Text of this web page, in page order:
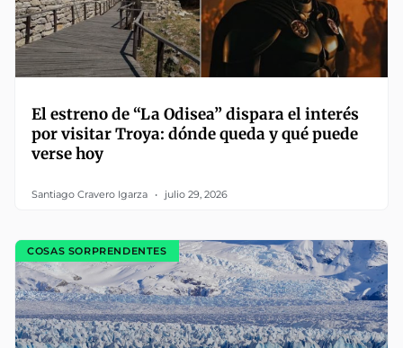
El estreno de “La Odisea” dispara el interés
por visitar Troya: dónde queda y qué puede
verse hoy
Santiago Cravero Igarza julio 29, 2026
COSAS SORPRENDENTES